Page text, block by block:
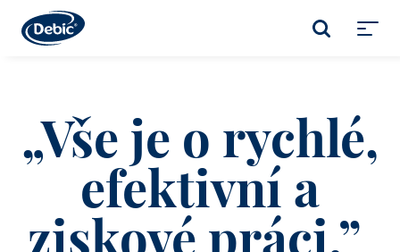
main
VYHLEDÁVÁNÍ
„Vše je o rychlé,
efektivní a
ziskové práci.”